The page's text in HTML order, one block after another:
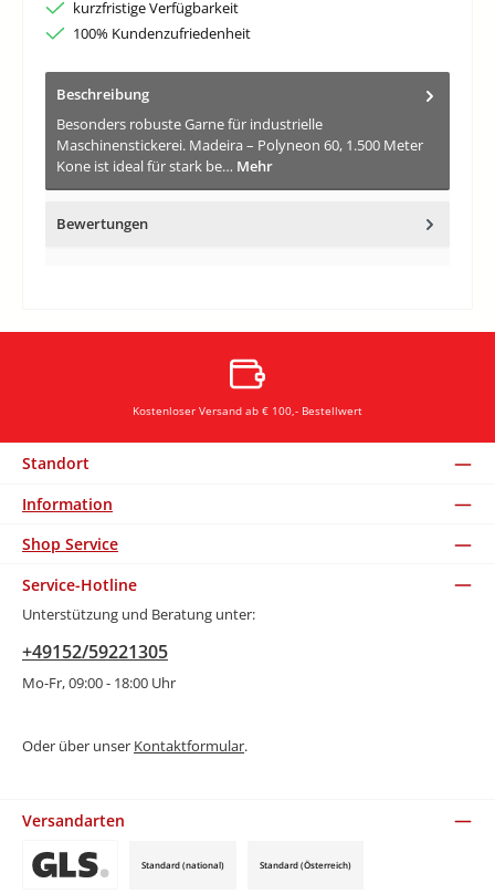
kurzfristige Verfügbarkeit
100% Kundenzufriedenheit
Beschreibung
Besonders robuste Garne für industrielle
Maschinenstickerei. Madeira – Polyneon 60, 1.500 Meter
Kone ist ideal für stark be… Mehr
Bewertungen
Kostenloser Versand ab € 100,- Bestellwert
Standort
Information
Shop Service
Service-Hotline
Unterstützung und Beratung unter:
+49152/59221305
Mo-Fr, 09:00 - 18:00 Uhr
Oder über unser Kontaktformular.
Versandarten
Standard (national) Standard (Österreich)